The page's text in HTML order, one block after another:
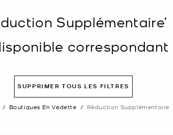
Supplémentaire’
correspondant
SUPPRIMER TOUS LES FILTRES
/ Boutiques En Vedette / Réduction Supplémentaire